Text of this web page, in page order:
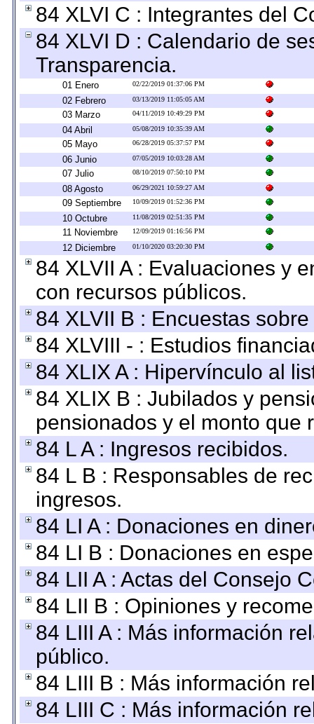
84 XLVI C : Integrantes del
84 XLVI D : Calendario de
Transparencia.
01 Enero 02/22/2019 01:37:06 PM
02 Febrero 03/13/2019 11:05:05 AM
03 Marzo 04/11/2019 10:49:29 PM
04 Abril 05/08/2019 10:35:39 AM
05 Mayo 06/28/2019 05:37:57 PM
06 Junio 07/05/2019 10:03:28 AM
07 Julio 08/10/2019 07:50:10 PM
08 Agosto 06/29/2021 10:59:27 AM
09 Septiembre 10/09/2019 01:52:36 PM
10 Octubre 11/08/2019 02:51:35 PM
11 Noviembre 12/09/2019 01:16:56 PM
12 Diciembre 01/10/2020 03:20:30 PM
84 XLVII A : Evaluaciones y
con recursos públicos.
84 XLVII B : Encuestas
84 XLVIII - : Estudios
84 XLIX A : Hipervínculo al
84 XLIX B : Jubilados y
pensionados y el monto que
84 L A : Ingresos recibidos.
84 L B : Responsables de
ingresos.
84 LI A : Donaciones en
84 LI B : Donaciones en
84 LII A : Actas del Consejo
84 LII B : Opiniones y
84 LIII A : Más información
público.
84 LIII B : Más información
84 LIII C : Más información